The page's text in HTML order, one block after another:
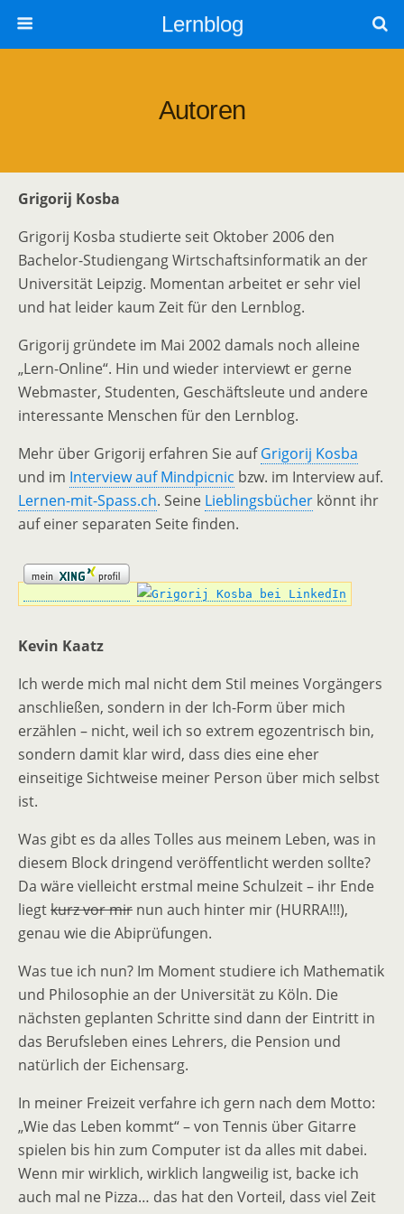
Lernblog
Autoren
Grigorij Kosba
Grigorij Kosba studierte seit Oktober 2006 den
Bachelor-Studiengang Wirtschaftsinformatik an der
Universität Leipzig. Momentan arbeitet er sehr viel
und hat leider kaum Zeit für den Lernblog.
Grigorij gründete im Mai 2002 damals noch alleine
„Lern-Online“. Hin und wieder interviewt er gerne
Webmaster, Studenten, Geschäftsleute und andere
interessante Menschen für den Lernblog.
Mehr über Grigorij erfahren Sie aufGrigorij Kosba
und im Interview auf Mindpicnic bzw. im Interview auf.
Lernen-mit-Spass.ch. Seine Lieblingsbücher könnt ihr
auf einer separaten Seite finden.
Kevin Kaatz
Ich werde mich mal nicht dem Stil meines Vorgängers
anschließen, sondern in der Ich-Form über mich
erzählen – nicht, weil ich so extrem egozentrisch bin,
sondern damit klar wird, dass dies eine eher
einseitige Sichtweise meiner Person über mich selbst
ist.
Was gibt es da alles Tolles aus meinem Leben, was in
diesem Block dringend veröffentlicht werden sollte?
Da wäre vielleicht erstmal meine Schulzeit – ihr Ende
liegtkurz vor mir nun auch hinter mir (HURRA!!!),
genau wie die Abiprüfungen.
Was tue ich nun? Im Moment studiere ich Mathematik
und Philosophie an der Universität zu Köln. Die
nächsten geplanten Schritte sind dann der Eintritt in
das Berufsleben eines Lehrers, die Pension und
natürlich der Eichensarg.
In meiner Freizeit verfahre ich gern nach dem Motto:
„Wie das Leben kommt“ – von Tennis über Gitarre
spielen bis hin zum Computer ist da alles mit dabei.
Wenn mir wirklich, wirklich langweilig ist, backe ich
auch mal ne Pizza… das hat den Vorteil, dass viel Zeit